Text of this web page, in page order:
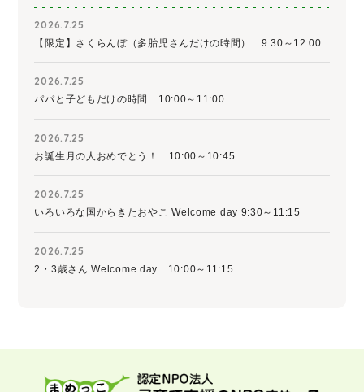
2026.7.25
【限定】さくらんぼ（多胎児さんだけの時間） 9:30～12:00
2026.7.25
パパと子どもだけの時間 10:00～11:00
2026.7.25
お誕生月の人おめでとう！ 10:00～10:45
2026.7.25
いろいろな国からきたおやこ Welcome day 9:30～11:15
2026.7.25
2・3歳さん Welcome day 10:00～11:15